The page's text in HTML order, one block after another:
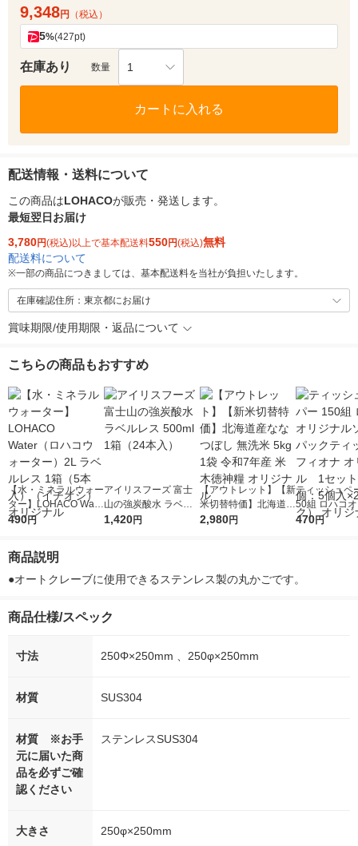
9,348円 （税込）
5%(427pt)
在庫あり 数量 1
カートに入れる
配送情報・送料について
この商品はLOHACOが販売・発送します。
最短翌日お届け
3,780円(税込)以上で基本配送料550円(税込)無料
配送料について
※一部の商品につきましては、基本配送料を当社が負担いたします。
在庫確認住所：東京都にお届け
賞味期限/使用期限・返品について
こちらの商品もおすすめ
【水・ミネラルウォー
ター】LOHACO Wate
r（ロハコウォータ
シ） オリジナル
490円
アイリスフーズ 富士
山の強炭酸水 ラベル
レス 500ml 1箱（24
1,420円
【アウトレット】【新
米切替特価】北海道産
ななつぼし 無洗米 5k
2,980円
ティッシュペ
50組 ロハコ
ルソフトパッ
470円
商品説明
●オートクレーブに使用できるステンレス製の丸かごです。
商品仕様/スペック
寸法 250Φ×250mm 、250φ×250mm
材質 SUS304
材質 ※お手
元に届いた商
品を必ずご確
認ください
ステンレスSUS304
大きさ 250φ×250mm